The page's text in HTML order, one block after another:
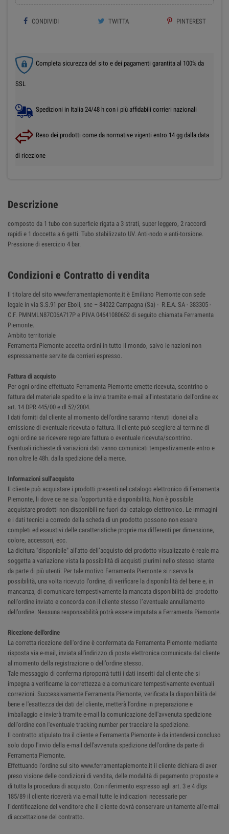
CONDIVIDI TWITTA PINTEREST
Completa sicurezza del sito e dei pagamenti garantita al 100% da
SSL
Spedizioni in Italia 24/48 h con i più affidabili corrieri nazionali
Reso dei prodotti come da normative vigenti entro 14 gg dalla data
di ricezione
Descrizione
composto da 1 tubo con superficie rigata a 3 strati, super leggero, 2 raccordi
rapidi e 1 doccetta a 6 getti. Tubo stabilizzato UV. Anti-nodo e anti-torsione.
Pressione di esercizio 4 bar.
Condizioni e Contratto di vendita
Il titolare del sito www.ferramentapiemonte.it è Emiliano Piemonte con sede
legale in via S.S.91 per Eboli, snc – 84022 Campagna (Sa) - R.E.A. SA - 383305 -
C.F. PMNMLN87C06A717P e P.IVA 04641080652 di seguito chiamata Ferramenta
Piemonte.
Ambito territoriale
Ferramenta Piemonte accetta ordini in tutto il mondo, salvo le nazioni non
espressamente servite da corrieri espresso.
Fattura di acquisto
Per ogni ordine effettuato Ferramenta Piemonte emette ricevuta, scontrino o
fattura del materiale spedito e la invia tramite e-mail all'intestatario dell'ordine ex
art. 14 DPR 445/00 e dl 52/2004.
I dati forniti dal cliente al momento dell'ordine saranno ritenuti idonei alla
emissione di eventuale ricevuta o fattura. Il cliente può scegliere al termine di
ogni ordine se ricevere regolare fattura o eventuale ricevuta/scontrino.
Eventuali richieste di variazioni dati vanno comunicati tempestivamente entro e
non oltre le 48h. dalla spedizione della merce.
Informazioni sull'acquisto
Il cliente può acquistare i prodotti presenti nel catalogo elettronico di Ferramenta
Piemonte, li dove ce ne sia l’opportunità e disponibilità. Non è possibile
acquistare prodotti non disponibili ne fuori dal catalogo elettronico. Le immagini
e i dati tecnici a corredo della scheda di un prodotto possono non essere
completi ed esaustivi delle caratteristiche proprie ma differenti per dimensione,
colore, accessori, ecc.
La dicitura "disponibile" all'atto dell’acquisto del prodotto visualizzato è reale ma
soggetta a variazione vista la possibilità di acquisti plurimi nello stesso istante
da parte di più utenti. Per tale motivo Ferramenta Piemonte si riserva la
possibilità, una volta ricevuto l'ordine, di verificare la disponibilità del bene e, in
mancanza, di comunicare tempestivamente la mancata disponibilità del prodotto
nell'ordine inviato e concorda con il cliente stesso l’eventuale annullamento
dell’ordine. Nessuna responsabilità potrà essere imputata a Ferramenta Piemonte.
Ricezione dell'ordine
La corretta ricezione dell'ordine è confermata da Ferramenta Piemonte mediante
risposta via e-mail, inviata all'indirizzo di posta elettronica comunicata dal cliente
al momento della registrazione o dell’ordine stesso.
Tale messaggio di conferma riproporrà tutti i dati inseriti dal cliente che si
impegna a verificarne la correttezza e a comunicare tempestivamente eventuali
correzioni. Successivamente Ferramenta Piemonte, verificata la disponibilità del
bene e l'esattezza dei dati del cliente, metterà l’ordine in preparazione e
imballaggio e invierà tramite e-mail la comunicazione dell'avvenuta spedizione
dell'ordine con l'eventuale tracking number per tracciare la spedizione.
Il contratto stipulato tra il cliente e Ferramenta Piemonte è da intendersi concluso
solo dopo l'invio della e-mail dell'avvenuta spedizione dell'ordine da parte di
Ferramenta Piemonte.
Effettuando l'ordine sul sito www.ferramentapiemonte.it il cliente dichiara di aver
preso visione delle condizioni di vendita, delle modalità di pagamento proposte e
di tutta la procedura di acquisto. Con riferimento espresso agli art. 3 e 4 dlgs
185/89 il cliente riceverà via e-mail tutte le indicazioni necessarie per
l'identificazione del venditore che il cliente dovrà conservare unitamente all'e-mail
di accettazione del contratto.